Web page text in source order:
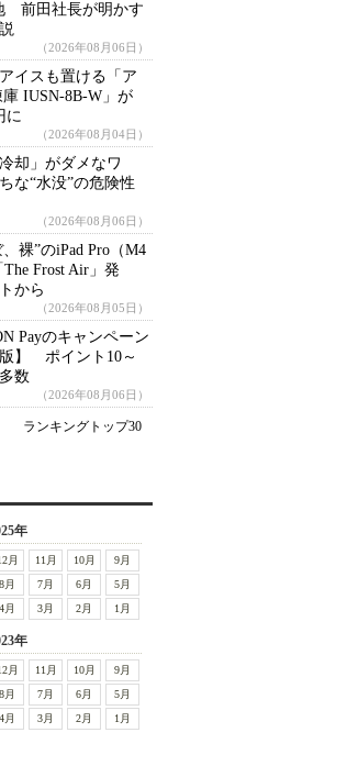
前田社長が明かす
（2026年08月06日）
イスも置ける「ア
IUSN-8B-W」が
に
（2026年08月04日）
却」がダメなワ
な“水没”の危険性
（2026年08月06日）
裸”のiPad Pro（M4
Frost Air」発
から
（2026年08月05日）
Payのキャンペーン
】 ポイント10～
数
（2026年08月06日）
ランキングトップ30
年
月 11月 10月
9月
8月
7月 6月
5月
4月
3月 2月 1月
年
月 11月 10月
9月
8月
7月 6月
5月
4月
3月 2月 1月